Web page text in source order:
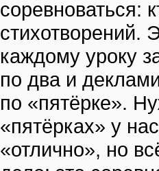
соревноваться:
стихотворений.
каждому уроку
по два и
по «пятёрке».
«пятёрках» у
«отлично», но